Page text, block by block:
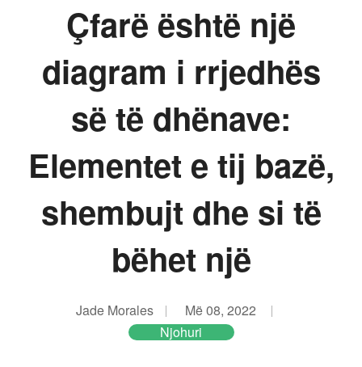
Çfarë është një
diagram i rrjedhës
së të dhënave:
Elementet e tij bazë,
shembujt dhe si të
bëhet një
Jade Morales
Më 08, 2022
Njohuri